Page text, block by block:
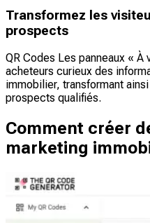
Transformez les
prospects
QR Codes Les panneaux « À
acheteurs curieux des
immobilier, transformant
prospects qualifiés.
Comment créer
marketing